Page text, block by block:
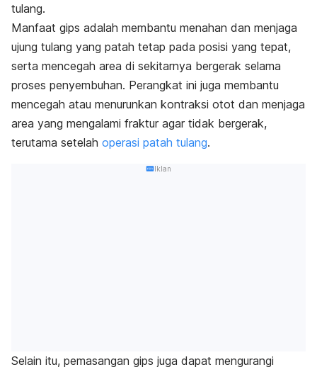
tulang.
Manfaat gips adalah membantu menahan dan menjaga
ujung tulang yang patah tetap pada posisi yang tepat,
serta mencegah area di sekitarnya bergerak selama
proses penyembuhan. Perangkat ini juga membantu
mencegah atau menurunkan kontraksi otot dan menjaga
area yang mengalami fraktur agar tidak bergerak,
terutama setelah operasi patah tulang.
Iklan
Selain itu, pemasangan gips juga dapat mengurangi